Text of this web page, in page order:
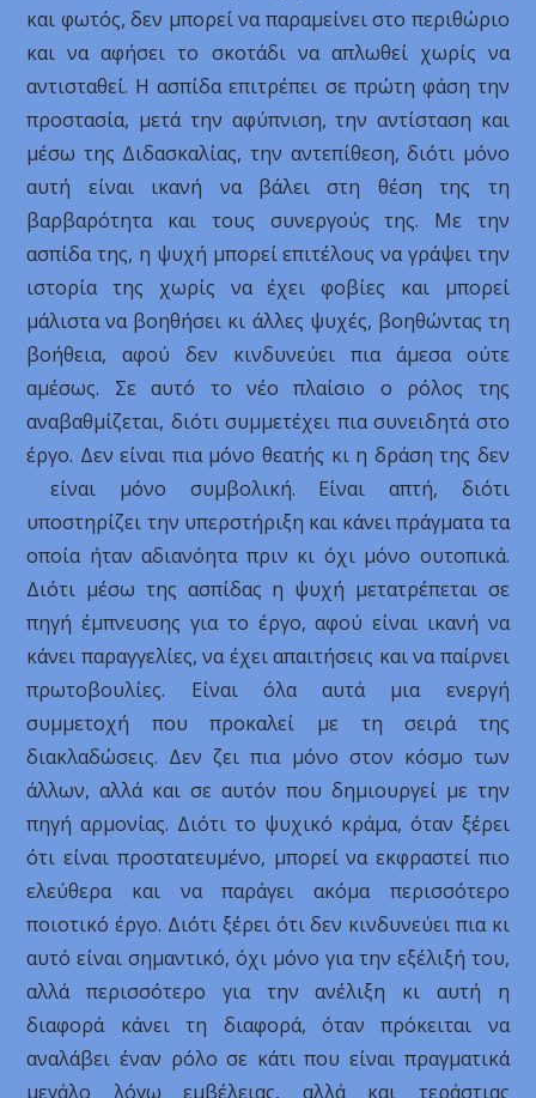
και φωτός, δεν μπορεί να παραμείνει στο περιθώριο
και να αφήσει το σκοτάδι να απλωθεί χωρίς να
αντισταθεί. Η ασπίδα επιτρέπει σε πρώτη φάση την
προστασία, μετά την αφύπνιση, την αντίσταση και
μέσω της Διδασκαλίας, την αντεπίθεση, διότι μόνο
αυτή είναι ικανή να βάλει στη θέση της τη
βαρβαρότητα και τους συνεργούς της. Με την
ασπίδα της, η ψυχή μπορεί επιτέλους να γράψει την
ιστορία της χωρίς να έχει φοβίες και μπορεί
μάλιστα να βοηθήσει κι άλλες ψυχές, βοηθώντας τη
βοήθεια, αφού δεν κινδυνεύει πια άμεσα ούτε
αμέσως. Σε αυτό το νέο πλαίσιο ο ρόλος της
αναβαθμίζεται, διότι συμμετέχει πια συνειδητά στο
έργο. Δεν είναι πια μόνο θεατής κι η δράση της δεν
είναι μόνο συμβολική. Είναι απτή, διότι
υποστηρίζει την υπερστήριξη και κάνει πράγματα τα
οποία ήταν αδιανόητα πριν κι όχι μόνο ουτοπικά.
Διότι μέσω της ασπίδας η ψυχή μετατρέπεται σε
πηγή έμπνευσης για το έργο, αφού είναι ικανή να
κάνει παραγγελίες, να έχει απαιτήσεις και να παίρνει
πρωτοβουλίες. Είναι όλα αυτά μια ενεργή
συμμετοχή που προκαλεί με τη σειρά της
διακλαδώσεις. Δεν ζει πια μόνο στον κόσμο των
άλλων, αλλά και σε αυτόν που δημιουργεί με την
πηγή αρμονίας. Διότι το ψυχικό κράμα, όταν ξέρει
ότι είναι προστατευμένο, μπορεί να εκφραστεί πιο
ελεύθερα και να παράγει ακόμα περισσότερο
ποιοτικό έργο. Διότι ξέρει ότι δεν κινδυνεύει πια κι
αυτό είναι σημαντικό, όχι μόνο για την εξέλιξή του,
αλλά περισσότερο για την ανέλιξη κι αυτή η
διαφορά κάνει τη διαφορά, όταν πρόκειται να
αναλάβει έναν ρόλο σε κάτι που είναι πραγματικά
μεγάλο λόγω εμβέλειας, αλλά και τεράστιας